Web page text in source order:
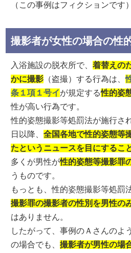
（この事例はフィクションです）
撮影者が女性の場合の性
入浴施設の脱衣所で、着替えの
かに撮影 （盗撮）する行為は、
条１項１号イが規定する性的姿
性が高い行為です。
性的姿態撮影等処罰法が施行さ
日以降、全国各地で性的姿態等
たというニュースを目にするこ
多くが男性が性的姿態等撮影罪
うものです。
もっとも、性的姿態撮影等処罰
撮影罪の撮影者の性別を男性の
はありません。
したがって、事例のＡさんのよ
の場合でも、撮影者が男性の場